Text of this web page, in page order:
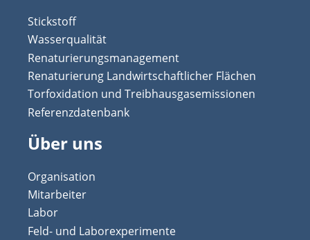
Stickstoff
Wasserqualität
Renaturierungsmanagement
Renaturierung Landwirtschaftlicher Flächen
Torfoxidation und Treibhausgasemissionen
Referenzdatenbank
Über uns
Organisation
Mitarbeiter
Labor
Feld- und Laborexperimente